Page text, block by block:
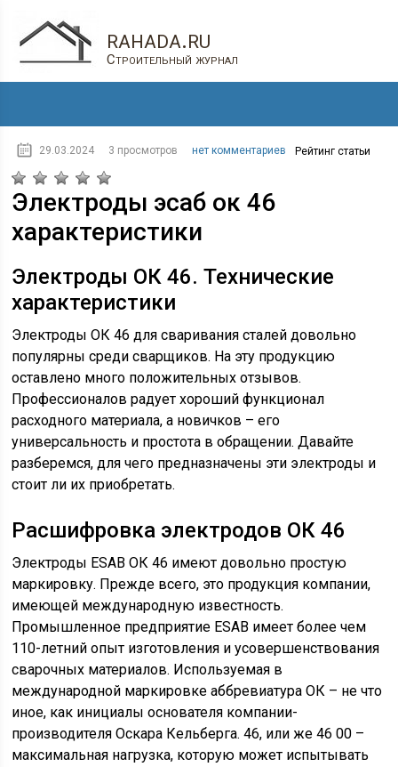
rahada.ru
Строительный журнал
29.03.2024 3 просмотров нет комментариев Рейтинг статьи
Электроды эсаб ок 46
характеристики
Электроды ОК 46. Технические
характеристики
Электроды ОК 46 для сваривания сталей довольно
популярны среди сварщиков. На эту продукцию
оставлено много положительных отзывов.
Профессионалов радует хороший функционал
расходного материала, а новичков – его
универсальность и простота в обращении. Давайте
разберемся, для чего предназначены эти электроды и
стоит ли их приобретать.
Расшифровка электродов ОК 46
Электроды ESAB ОК 46 имеют довольно простую
маркировку. Прежде всего, это продукция компании,
имеющей международную известность.
Промышленное предприятие ESAB имеет более чем
110-летний опыт изготовления и усовершенствования
сварочных материалов. Используемая в
международной маркировке аббревиатура ОК – не что
иное, как инициалы основателя компании-
производителя Оскара Кельберга. 46, или же 46 00 –
максимальная нагрузка, которую может испытывать